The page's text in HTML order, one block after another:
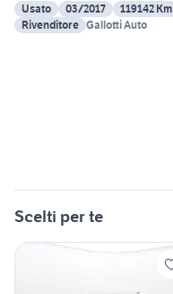
Usato
03/2017 119142 Km
Rivenditore Gallotti Auto
Scelti per te